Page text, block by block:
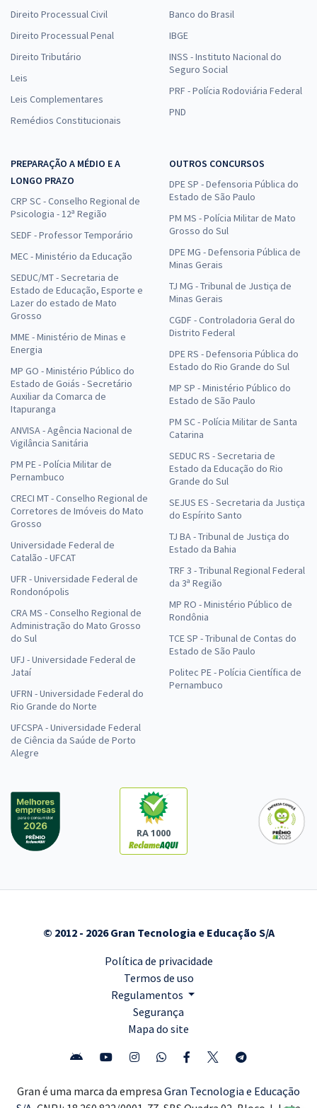
Direito Processual Civil
Direito Processual Penal
Direito Tributário
Leis
Leis Complementares
Remédios Constitucionais
Banco do Brasil
IBGE
INSS - Instituto Nacional do
Seguro Social
PRF - Polícia Rodoviária Federal
PND
PREPARAÇÃO A MÉDIO E A
LONGO PRAZO
CRP SC - Conselho Regional de
Psicologia - 12ª Região
SEDF - Professor Temporário
MEC - Ministério da Educação
SEDUC/MT - Secretaria de
Estado de Educação, Esporte e
Lazer do estado de Mato
Grosso
MME - Ministério de Minas e
Energia
MP GO - Ministério Público do
Estado de Goiás - Secretário
Auxiliar da Comarca de
Itapuranga
ANVISA - Agência Nacional de
Vigilância Sanitária
PM PE - Polícia Militar de
Pernambuco
CRECI MT - Conselho Regional de
Corretores de Imóveis do Mato
Grosso
Universidade Federal de
Catalão - UFCAT
UFR - Universidade Federal de
Rondonópolis
CRA MS - Conselho Regional de
Administração do Mato Grosso
do Sul
UFJ - Universidade Federal de
Jataí
UFRN - Universidade Federal do
Rio Grande do Norte
UFCSPA - Universidade Federal
de Ciência da Saúde de Porto
Alegre
OUTROS CONCURSOS
DPE SP - Defensoria Pública do
Estado de São Paulo
PM MS - Polícia Militar de Mato
Grosso do Sul
DPE MG - Defensoria Pública de
Minas Gerais
TJ MG - Tribunal de Justiça de
Minas Gerais
CGDF - Controladoria Geral do
Distrito Federal
DPE RS - Defensoria Pública do
Estado do Rio Grande do Sul
MP SP - Ministério Público do
Estado de São Paulo
PM SC - Polícia Militar de Santa
Catarina
SEDUC RS - Secretaria de
Estado da Educação do Rio
Grande do Sul
SEJUS ES - Secretaria da Justiça
do Espírito Santo
TJ BA - Tribunal de Justiça do
Estado da Bahia
TRF 3 - Tribunal Regional Federal
da 3ª Região
MP RO - Ministério Público de
Rondônia
TCE SP - Tribunal de Contas do
Estado de São Paulo
Politec PE - Polícia Científica de
Pernambuco
RA 1000
© 2012 - 2026 Gran Tecnologia e Educação S/A
Política de privacidade
Termos de uso
Regulamentos
Segurança
Mapa do site
Gran é uma marca da empresa Gran Tecnologia e Educação